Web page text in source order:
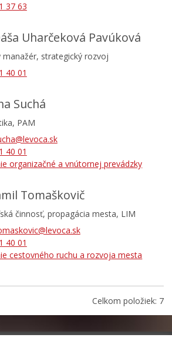
37 63
Uharčeková Pavúková
manažér, strategický rozvoj
40 01
Suchá
PAM
40 01
organizačné a vnútornej prevádzky
Tomaškovič
činnosť, propagácia mesta, LIM
40 01
cestovného ruchu a rozvoja mesta
Celkom položiek: 7